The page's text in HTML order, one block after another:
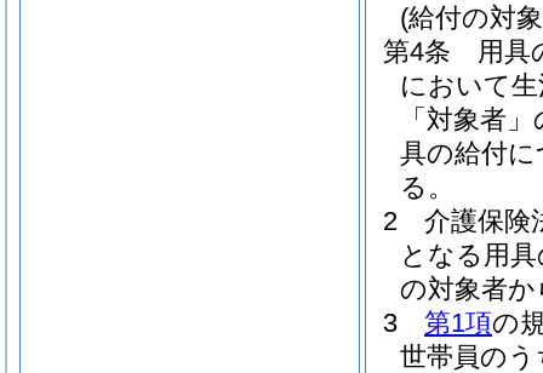
(給付の対
第4条
用具
において
「対象者
具の給付
る。
2
介護保険
となる用
の対象者
3
第1項の
世帯員の